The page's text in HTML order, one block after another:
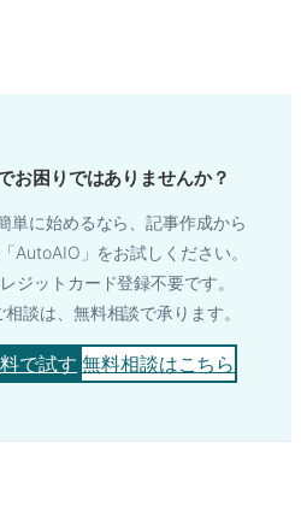
お困りではありませんか？
単に始めるなら、記事作成から
AutoAIO」をお試しください。
ジットカード登録不要です。
談は、無料相談で承ります。
で試す 無料相談はこちら